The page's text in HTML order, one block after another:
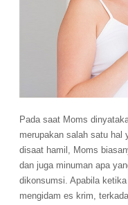
Pada saat Moms
merupakan salah satu hal
disaat hamil, Moms
dan juga minuman apa
dikonsumsi. Apabila
mengidam es krim,